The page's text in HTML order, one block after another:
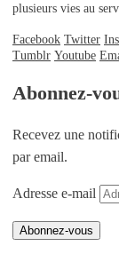
plusieurs vies au
Facebook Twitter
Tumblr Youtube
Abonnez-
Recevez une
par email.
Adresse e-mail
Abonnez-vous